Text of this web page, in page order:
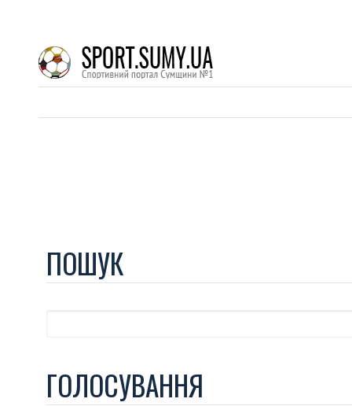
ПОШУК
ГОЛОСУВАННЯ